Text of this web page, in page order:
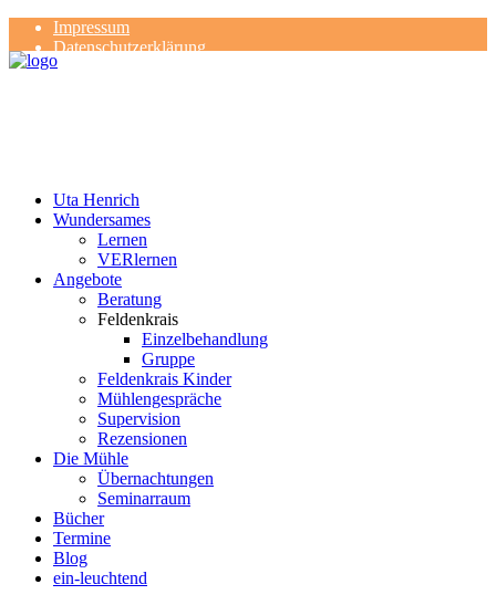
Impressum
Datenschutzerklärung
Kontakt
Uta Henrich
Wundersames
Lernen
VERlernen
Angebote
Beratung
Feldenkrais
Einzelbehandlung
Gruppe
Feldenkrais Kinder
Mühlengespräche
Supervision
Rezensionen
Die Mühle
Übernachtungen
Seminarraum
Bücher
Termine
Blog
ein-leuchtend